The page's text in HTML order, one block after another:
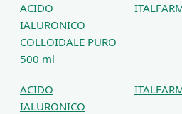
ACIDO
IALURONICO
COLLOIDALE PURO
500 ml
ACIDO
IALURONICO